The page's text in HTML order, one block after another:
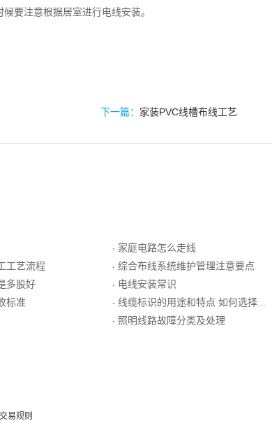
要注意根据居室进行电线安装。
下一篇： 家装PVC线槽布线工艺
工艺流程
多股好
标准
· 家庭电路怎么走线
· 综合布线系统维护管理注意要点
· 电线安装常识
· 线缆标识的用途和特点 如何选择线缆标签
· 照明线路故障分类及处理
交易规则